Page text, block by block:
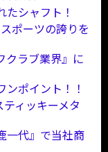
シャフト！
ポーツの誇りを
クラブ業界』に
ポイント！！
ティッキーメタ
一代』で当社商